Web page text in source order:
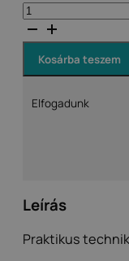
2
tanórás,
NoPara
állásinterjú
minitréning
mennyiség
Kosárba teszem
Elfogadunk
Leírás
Praktikus